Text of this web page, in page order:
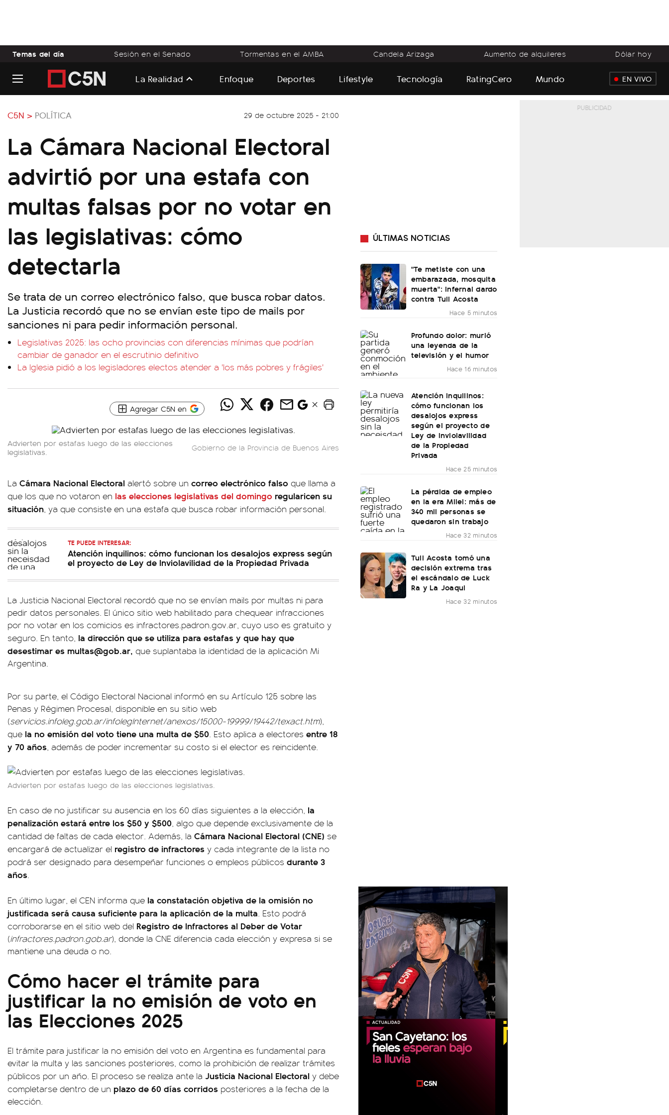
Temas del día Sesión en el Senado Tormentas en el AMBA Candela Arizaga Aumento de alquileres Dólar hoy
La Realidad Enfoque Deportes Lifestyle Tecnología RatingCero Mundo EN VIVO
C5N > POLÍTICA 29 de octubre 2025 - 21:00
La Cámara Nacional Electoral
advirtió por una estafa con
multas falsas por no votar en
las legislativas: cómo
detectarla
Se trata de un correo electrónico falso, que busca robar datos.
La Justicia recordó que no se envían este tipo de mails por
sanciones ni para pedir información personal.
Legislativas 2025: las ocho provincias con diferencias mínimas que podrían
cambiar de ganador en el escrutinio definitivo
La Iglesia pidió a los legisladores electos atender a 'los más pobres y frágiles'
Agregar C5N en
Advierten por estafas luego de las elecciones
legislativas.
Gobierno de la Provincia de Buenos Aires
La Cámara Nacional Electoral alertó sobre un correo electrónico falso que llama a
que los que no votaron en las elecciones legislativas del domingo regularicen su
situación, ya que consiste en una estafa que busca robar información personal.
TE PUEDE INTERESAR:
Atención inquilinos: cómo funcionan los desalojos express según
el proyecto de Ley de Inviolavilidad de la Propiedad Privada
La Justicia Nacional Electoral recordó que no se envían mails por multas ni para
pedir datos personales. El único sitio web habilitado para chequear infracciones
por no votar en los comicios es infractores.padron.gov.ar, cuyo uso es gratuito y
seguro. En tanto, la dirección que se utiliza para estafas y que hay que
desestimar es multas@gob.ar, que suplantaba la identidad de la aplicación Mi
Argentina.
Por su parte, el Código Electoral Nacional informó en su Artículo 125 sobre las
Penas y Régimen Procesal, disponible en su sitio web
(servicios.infoleg.gob.ar/infolegInternet/anexos/15000-19999/19442/texact.htm),
que la no emisión del voto tiene una multa de $50. Esto aplica a electores entre 18
y 70 años, además de poder incrementar su costo si el elector es reincidente.
Advierten por estafas luego de las elecciones legislativas.
En caso de no justificar su ausencia en los 60 días siguientes a la elección, la
penalización estará entre los $50 y $500, algo que depende exclusivamente de la
cantidad de faltas de cada elector. Además, la Cámara Nacional Electoral (CNE) se
encargará de actualizar el registro de infractores y cada integrante de la lista no
podrá ser designado para desempeñar funciones o empleos públicos durante 3
años.
En último lugar, el CEN informa que la constatación objetiva de la omisión no
justificada será causa suficiente para la aplicación de la multa. Esto podrá
corroborarse en el sitio web del Registro de Infractores al Deber de Votar
(infractores.padron.gob.ar), donde la CNE diferencia cada elección y expresa si se
mantiene una deuda o no.
Cómo hacer el trámite para
justificar la no emisión de voto en
las Elecciones 2025
El trámite para justificar la no emisión del voto en Argentina es fundamental para
evitar la multa y las sanciones posteriores, como la prohibición de realizar trámites
públicos por un año. El proceso se realiza ante la Justicia Nacional Electoral y debe
completarse dentro de un plazo de 60 días corridos posteriores a la fecha de la
elección.
ÚLTIMAS NOTICIAS
"Te metiste con una
embarazada, mosquita
muerta": infernal dardo
contra Tuli Acosta
Hace 5 minutos
Profundo dolor: murió
una leyenda de la
televisión y el humor
Hace 16 minutos
Atención inquilinos:
cómo funcionan los
desalojos express
según el proyecto de
Ley de Inviolavilidad
de la Propiedad
Privada
Hace 25 minutos
La pérdida de empleo
en la era Milei: más de
340 mil personas se
quedaron sin trabajo
Hace 32 minutos
Tuli Acosta tomó una
decisión extrema tras
el escándalo de Luck
Ra y La Joaqui
Hace 32 minutos